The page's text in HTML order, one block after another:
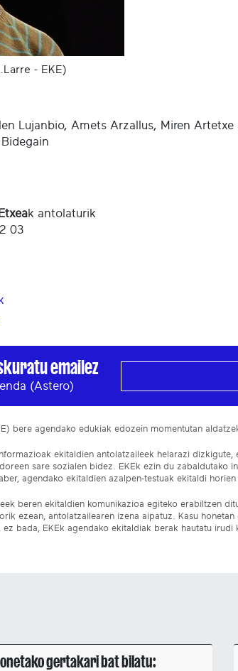
- EKE)
Lujanbio, Amets Arzallus, Miren
k antolaturik
03
emailez
(Astero)
bere agendako edukiak edozein momentutan
ekitaldien antolatzaileek helarazi
sare sozialen bidez. EKEk ezin du zabaldutako
agendako ekitaldien azalpen-testuak ekitaldi
beren ekitaldien komunikazioa egiteko erabiltzen
ezean, antolatzailearen izena aipatuz. Kasu
bada, EKEk agendako ekitaldiak berak hautatu
gertakari bat bilatu: